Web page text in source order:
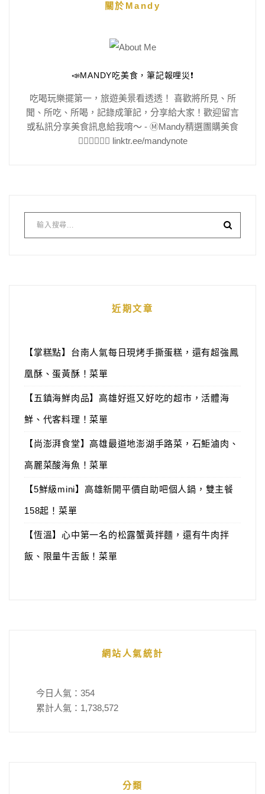
關於Mandy
📣MANDY吃美食，筆記報哩災❗️
吃喝玩樂擺第一，旅遊美景看透透！ 喜歡將所見、所
聞、所吃、所喝，記錄成筆記，分享給大家！歡迎留言
或私訊分享美食訊息給我唷～ - Ⓜ️Mandy精選團購美食
👇🏻👇🏻👇🏻 linktr.ee/mandynote
近期文章
【掌糕點】台南人氣每日現烤手撕蛋糕，還有超強鳳
凰酥、蛋黃酥！菜單
【五鎮海鮮肉品】高雄好逛又好吃的超市，活體海
鮮、代客料理！菜單
【尚澎湃食堂】高雄最道地澎湖手路菜，石鮔滷肉、
高麗菜酸海魚！菜單
【5鮮級mini】高雄新開平價自助吧個人鍋，雙主餐
158起！菜單
【恆溫】心中第一名的松露蟹黃拌麵，還有牛肉拌
飯、限量牛舌飯！菜單
網站人氣統計
今日人氣： 354
累計人氣： 1,738,572
分類